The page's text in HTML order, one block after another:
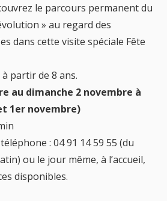
le parcours permanent du
» au regard des
dans cette visite spéciale Fête
partir de 8 ans.
au dimanche 2 novembre à
1er novembre)
: 04 91 14 59 55 (du
ou le jour même, à l’accueil,
disponibles.